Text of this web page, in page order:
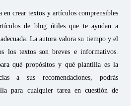
en crear textos y artículos comprensibles
de blog útiles que te ayudan a
La autora valora su tiempo y el
los textos son breves e informativos.
qué propósitos y qué plantilla es la
a sus recomendaciones, podrás
para cualquier tarea en cuestión de